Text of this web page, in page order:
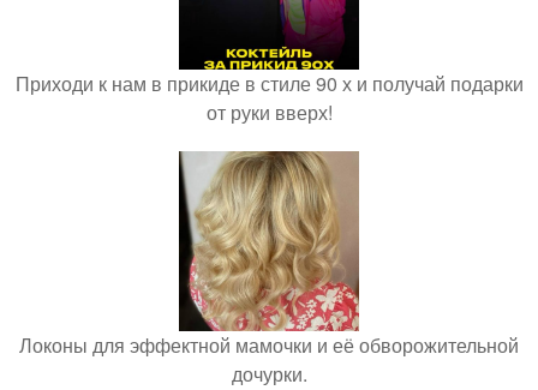
Приходи к нам в прикиде в стиле 90 х и получай подарки
от руки вверх!
Локоны для эффектной мамочки и её обворожительной
дочурки.